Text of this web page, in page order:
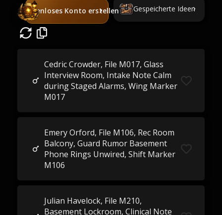
Kostenloses Konto erstellen Gespeicherte Ideen
Cedric Crowder, File M017, Glass
Interview Room, Intake Note Calm
during Staged Alarms, Wing Marker
M017
Emery Orford, File M106, Rec Room
Balcony, Guard Rumor Basement
Phone Rings Unwired, Shift Marker
M106
Julian Havelock, File M210,
Basement Lockroom, Clinical Note